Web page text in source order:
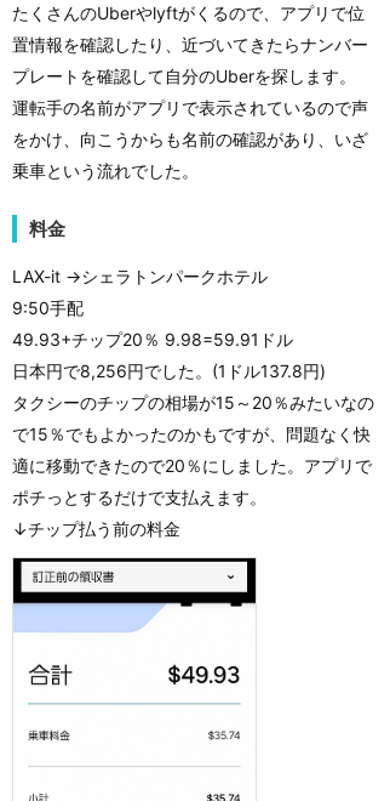
たくさんのUberやlyftがくるので、アプリで位
置情報を確認したり、近づいてきたらナンバー
プレートを確認して自分のUberを探します。
運転手の名前がアプリで表示されているので声
をかけ、向こうからも名前の確認があり、いざ
乗車という流れでした。
料金
LAX-it →シェラトンパークホテル
9:50手配
49.93+チップ20％ 9.98=59.91ドル
日本円で8,256円でした。(1ドル137.8円)
タクシーのチップの相場が15～20％みたいなの
で15％でもよかったのかもですが、問題なく快
適に移動できたので20％にしました。アプリで
ポチっとするだけで支払えます。
↓チップ払う前の料金